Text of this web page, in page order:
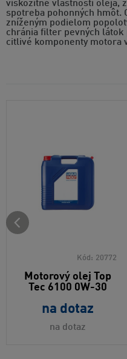
viskozitné vlastnosti oleja,
spotreba pohonných hmôt.
zníženým podielom
chránia filter pevných
citlivé komponenty motora
Kód: 20772
Motorový olej Top
Tec 6100 0W-30
na dotaz
na dotaz